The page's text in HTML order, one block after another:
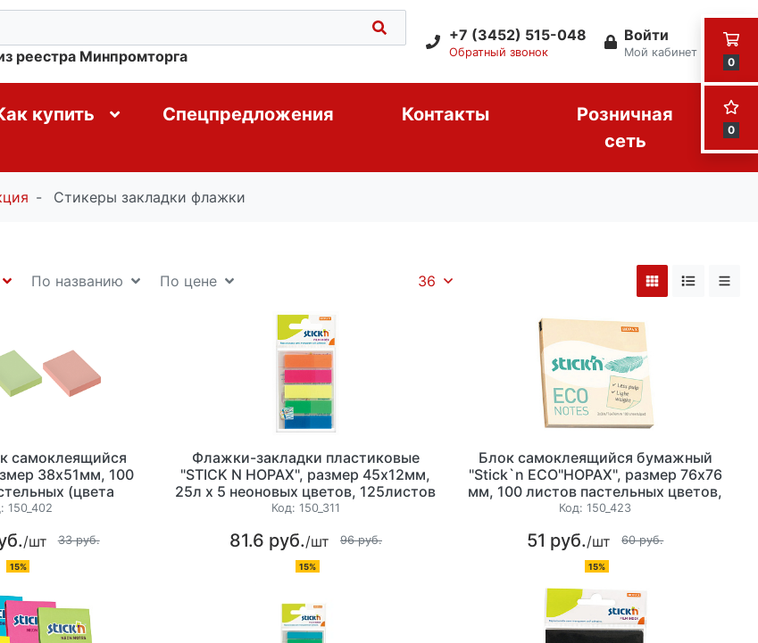
0
0
реестра Минпромторга
+7 (3452) 515-048
Обратный звонок
Войти
Мой кабинет
купить Спецпредложения Контакты
Розничная
сеть
Стикеры закладки флажки
По названию По цене 36
самоклеящийся
38х51мм, 100
(цвета
150_402
/шт 33 руб.
15%
Флажки-закладки пластиковые
"STICK N HOPAX", размер 45х12мм,
25л х 5 неоновых цветов, 125листов
Код: 150_311
81.6 руб./шт 96 руб.
15%
Блок самоклеящийся бумажный
"Stick`n ECO"HOPAX", размер 76х76
мм, 100 листов пастельных цветов,
плотность 60 гр/м2, цвет ассорти
Код:150_423
51 руб./шт 60 руб.
15%